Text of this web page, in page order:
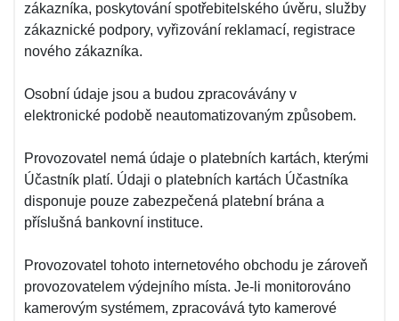
zákazníka, poskytování spotřebitelského úvěru, služby
zákaznické podpory, vyřizování reklamací, registrace
nového zákazníka.
Osobní údaje jsou a budou zpracovávány v
elektronické podobě neautomatizovaným způsobem.
Provozovatel nemá údaje o platebních kartách, kterými
Účastník platí. Údaji o platebních kartách Účastníka
disponuje pouze zabezpečená platební brána a
příslušná bankovní instituce.
Provozovatel tohoto internetového obchodu je zároveň
provozovatelem výdejního místa. Je-li monitorováno
kamerovým systémem, zpracovává tyto kamerové